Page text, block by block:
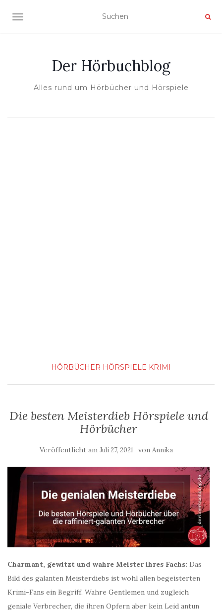
NAVIGATION UMSCHALTEN
Der Hörbuchblog
Alles rund um Hörbücher und Hörspiele
HÖRBÜCHER HÖRSPIELE KRIMI
Die besten Meisterdieb Hörspiele und
Hörbücher
Veröffentlicht am Juli 27, 2021 von Annika
Charmant, gewitzt und wahre Meister ihres Fachs: Das
Bild des galanten Meisterdiebs ist wohl allen begeisterten
Krimi-Fans ein Begriff. Wahre Gentlemen und zugleich
geniale Verbrecher, die ihren Opfern aber kein Leid antun